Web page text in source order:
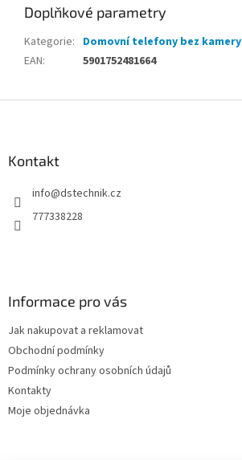
Doplňkové parametry
Kategorie: Domovní telefony bez kamery
EAN: 5901752481664
Kontakt
info@dstechnik.cz
777338228
Informace pro vás
Jak nakupovat a reklamovat
Obchodní podmínky
Podmínky ochrany osobních údajů
Kontakty
Moje objednávka